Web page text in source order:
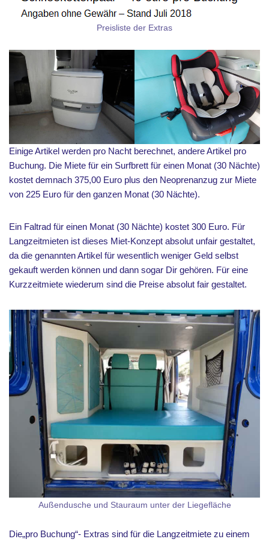
Preisliste der Extras
Einige Artikel werden pro Nacht berechnet, andere Artikel pro
Buchung. Die Miete für ein Surfbrett für einen Monat (30 Nächte)
kostet demnach 375,00 Euro plus den Neoprenanzug zur Miete
von 225 Euro für den ganzen Monat (30 Nächte).
Ein Faltrad für einen Monat (30 Nächte) kostet 300 Euro. Für
Langzeitmieten ist dieses Miet-Konzept absolut unfair gestaltet,
da die genannten Artikel für wesentlich weniger Geld selbst
gekauft werden können und dann sogar Dir gehören. Für eine
Kurzzeitmiete wiederum sind die Preise absolut fair gestaltet.
Außendusche und Stauraum unter der Liegefläche
Die„pro Buchung“- Extras sind für die Langzeitmiete zu einem